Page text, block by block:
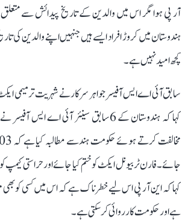
آر پی ہوا مگر اس میں والدین کے تاریخ پیدائش سے متعلق
ہندوستان میں کروڑ افراد ایسے ہیں جنہیں اپنے والدین کی
کچھ امید نہیں ہے۔
سابق آئی اے ایس آفیسر جواہر سرکار نے شہریت ترمیمی
کہا کہ ہندوستان کے 6سابق سینئر آئی اے
جائے۔فارن ٹربیونل ایکٹ کو ختم کیا جائے اور حراستی
کہا کہ این آر پی اس لیے خطرنا ک ہے کہ اس میں کسی کو بھی
ہے اور حکومت کارروائی کرسکتی ہے۔